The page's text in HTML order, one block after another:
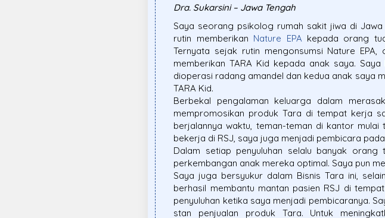
Dra. Sukarsini – Jawa Tengah
Saya seorang psikolog rumah sakit jiwa di
rutin memberikan Nature EPAkepada orang
Ternyata sejak rutin mengonsumsi Nature
memberikan TARA Kid kepada anak saya.
dioperasi radang amandel dan kedua anak saya
TARA Kid.
Berbekal pengalaman keluarga dalam
mempromosikan produk Tara di tempat kerja
berjalannya waktu, teman-teman di kantor
bekerja di RSJ, saya juga menjadi pembicara
Dalam setiap penyuluhan selalu banyak
perkembangan anak mereka optimal. Saya pun
Saya juga bersyukur dalam Bisnis Tara ini,
berhasil membantu mantan pasien RSJ di
penyuluhan ketika saya menjadi pembicaranya.
stan penjualan produk Tara. Untuk